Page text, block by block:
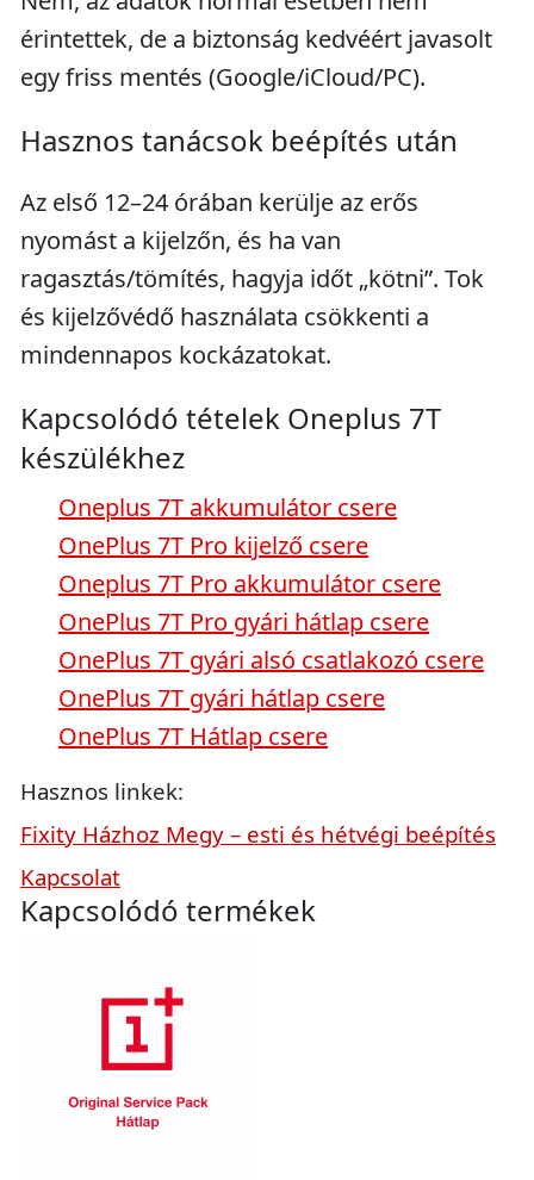
érintettek, de a biztonság kedvéért javasolt
egy friss mentés (Google/iCloud/PC).
Hasznos tanácsok beépítés után
Az első 12–24 órában kerülje az erős
nyomást a kijelzőn, és ha van
ragasztás/tömítés, hagyja időt „kötni”. Tok
és kijelzővédő használata csökkenti a
mindennapos kockázatokat.
Kapcsolódó tételek Oneplus 7T
készülékhez
Oneplus 7T akkumulátor csere
OnePlus 7T Pro kijelző csere
Oneplus 7T Pro akkumulátor csere
OnePlus 7T Pro gyári hátlap csere
OnePlus 7T gyári alsó csatlakozó csere
OnePlus 7T gyári hátlap csere
OnePlus 7T Hátlap csere
Hasznos linkek:
Fixity Házhoz Megy – esti és hétvégi beépítés
Kapcsolat
Kapcsolódó termékek